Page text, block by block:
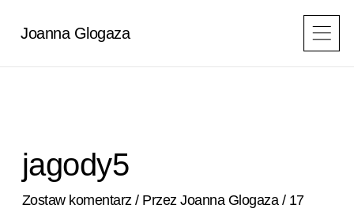
Joanna Glogaza
jagody5
Zostaw komentarz / PrzezJoanna Glogaza / 17